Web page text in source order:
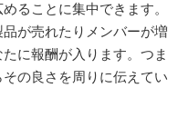
ることに集中できます。
が売れたりメンバーが増
に報酬が入ります。つま
の良さを周りに伝えてい